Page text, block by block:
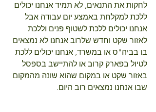
לחקות את התנאים, לא תמיד אנחנו יכולים
ללכת למקלחת באמצע יום עבודה אבל
אנחנו יכולים ללכת לשטוף פנים וללכת
לאזור שקט וחדש שלרוב אנחנו לא נמצאים
בו בביה"ס או במשרד, אנחנו יכולים ללכת
לטיול בפארק קרוב או להתיישב בספסל
באזור שקט או במקום שהוא שונה מהמקום
שבו אנחנו נמצאים רוב היום.